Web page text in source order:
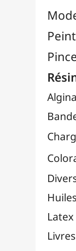
Livres
Moules
Moules
Moules
Moules
Moules
Moules
Moules
Moules
Moules
Papier
Plastiline
Plastique à
Plâtres &